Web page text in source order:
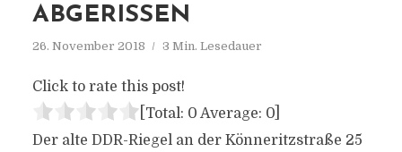
BGERISSEN
26. November 2018 3 Min. Lesedauer
Click to rate this post!
[Total: 0 Average: 0]
Der alte DDR-Riegel an der Könneritzstraße 25